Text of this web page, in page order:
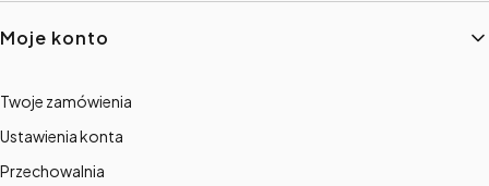
Linki w stopce
Moje konto
Twoje zamówienia
Ustawienia konta
Przechowalnia